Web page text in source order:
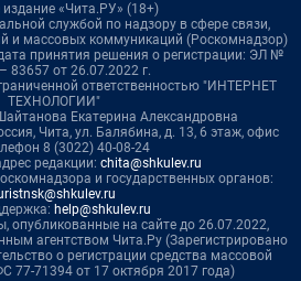
издание «Чита.РУ» (18+)
службой по надзору в сфере связи,
и массовых коммуникаций (Роскомнадзор)
принятия решения о регистрации: ЭЛ №
83657 от 26.07.2022 г.
ответственностью "ИНТЕРНЕТ
ТЕХНОЛОГИИ"
Екатерина Александровна
Чита, ул. Балябина, д. 13, 6 этаж, офис
8 (3022) 40-08-24
редакции: chita@shkulev.ru
и государственных органов:
help@shkulev.ru
опубликованные на сайте до 26.07.2022,
агентством Чита.Ру (Зарегистрировано
о регистрации средства массовой
71394 от 17 октября 2017 года)